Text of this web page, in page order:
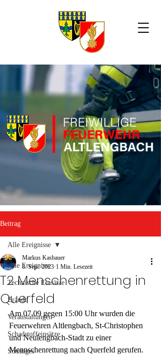
Beitrag
Alle Ereignisse
Technische Einsätze
Brände
Veranstaltungen
Schadstoffeinsätze
Sonstiges
Alle Ereignisse
T2 Menschenrettung in
Querfeld
Markus Kasbauer
8. Sept. 2023 1 Min. Lesezeit
Am 07.09 gegen 15:00 Uhr wurden die
Feuerwehren Altlengbach, St-Christophen
und Neulengbach-Stadt zu einer
Mennschenrettung nach Querfeld gerufen.